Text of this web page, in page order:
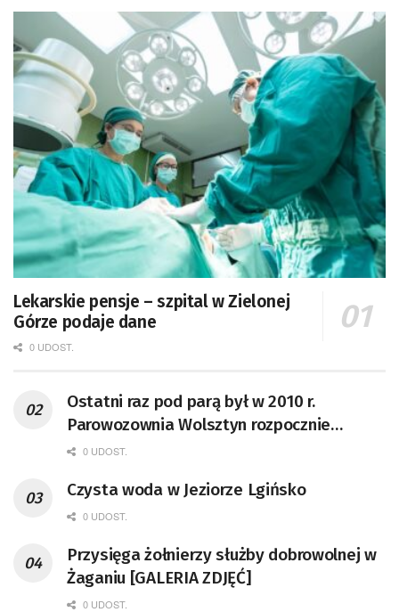
Lekarskie pensje – szpital w Zielonej
Górze podaje dane
0 UDOST.
Ostatni raz pod parą był w 2010 r.
Parowozownia Wolsztyn rozpocznie
remont unikatowego Tr5-65
0 UDOST.
Czysta woda w Jeziorze Lgińsko
0 UDOST.
Przysięga żołnierzy służby dobrowolnej w
Żaganiu [GALERIA ZDJĘĆ]
0 UDOST.